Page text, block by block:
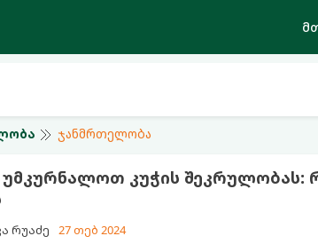
ჯანმრთელობა
კუჭის შეკრულობას:
რუაძე 27 თებ 2024